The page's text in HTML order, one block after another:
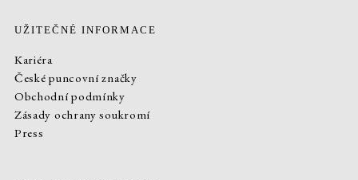
UŽITEČNÉ INFORMACE
Kariéra
České puncovní značky
Obchodní podmínky
Zásady ochrany soukromí
Press